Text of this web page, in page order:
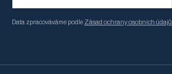
Data zpracováváme podle Zásad ochrany osobních údajů